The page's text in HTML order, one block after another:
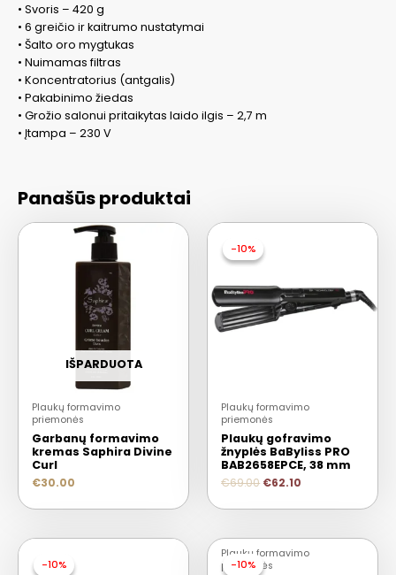
• Svoris – 420 g
• 6 greičio ir kaitrumo nustatymai
• Šalto oro mygtukas
• Nuimamas filtras
• Koncentratorius (antgalis)
• Pakabinimo žiedas
• Grožio salonui pritaikytas laido ilgis – 2,7 m
• Įtampa – 230 V
Panašūs produktai
IŠPARDUOTA
Plaukų formavimo
priemonės
Garbanų formavimo
kremas Saphira Divine
Curl
€30.00
-10%
-10%
Plaukų formavimo
priemonės
Plaukų gofravimo
žnyplės BaByliss PRO
BAB2658EPCE, 38 mm
€69.00 €62.10
-10%
-10% -10%
-10%
Plaukų formavimo
priemonės